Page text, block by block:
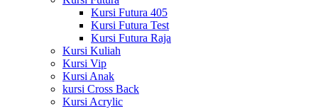
Kursi Futura 405
Kursi Futura Test
Kursi Futura Raja
Kursi Kuliah
Kursi Vip
Kursi Anak
kursi Cross Back
Kursi Acrylic